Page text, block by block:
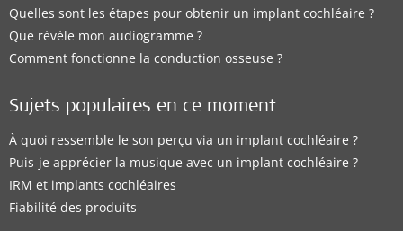
Quelles sont les étapes pour obtenir un implant cochléaire ?
Que révèle mon audiogramme ?
Comment fonctionne la conduction osseuse ?
Sujets populaires en ce moment
À quoi ressemble le son perçu via un implant cochléaire ?
Puis-je apprécier la musique avec un implant cochléaire ?
IRM et implants cochléaires
Fiabilité des produits